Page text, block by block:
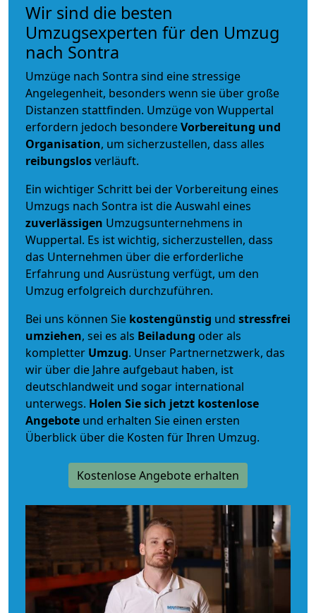
Wir sind die besten
Umzugsexperten für den Umzug
nach Sontra
Umzüge nach Sontra sind eine stressige
Angelegenheit, besonders wenn sie über große
Distanzen stattfinden. Umzüge von Wuppertal
erfordern jedoch besondereVorbereitung und
Organisation, um sicherzustellen, dass alles
reibungslosverläuft.
Ein wichtiger Schritt bei der Vorbereitung eines
Umzugs nach Sontra ist die Auswahl eines
zuverlässigen Umzugsunternehmens in
Wuppertal. Es ist wichtig, sicherzustellen, dass
das Unternehmen über die erforderliche
Erfahrung und Ausrüstung verfügt, um den
Umzug erfolgreich durchzuführen.
Bei uns können Sie kostengünstig und stressfrei
umziehen, sei es als Beiladung oder als
kompletter Umzug. Unser Partnernetzwerk, das
wir über die Jahre aufgebaut haben, ist
deutschlandweit und sogar international
unterwegs. Holen Sie sich jetzt kostenlose
Angebote und erhalten Sie einen ersten
Überblick über die Kosten für Ihren Umzug.
Kostenlose Angebote erhalten